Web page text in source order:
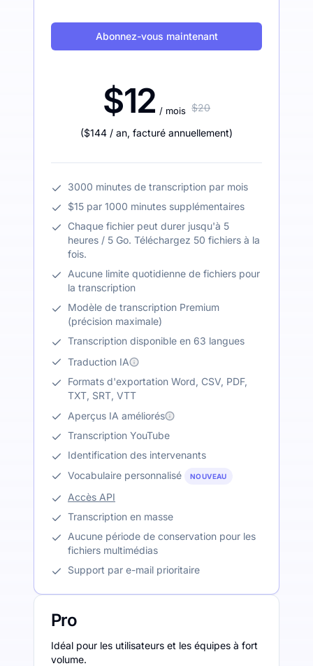
Abonnez-vous maintenant
$12 / mois $20
($144 / an, facturé annuellement)
3000 minutes de transcription par mois
$15 par 1000 minutes supplémentaires
Chaque fichier peut durer jusqu'à 5
heures / 5 Go. Téléchargez 50 fichiers à la
fois.
Aucune limite quotidienne de fichiers pour
la transcription
Modèle de transcription Premium
(précision maximale)
Transcription disponible en 63 langues
Traduction IA
Formats d'exportation Word, CSV, PDF,
TXT, SRT, VTT
Aperçus IA améliorés
Transcription YouTube
Identification des intervenants
Vocabulaire personnalisé
NOUVEAU
Accès API
Transcription en masse
Aucune période de conservation pour les
fichiers multimédias
Support par e-mail prioritaire
Pro
Idéal pour les utilisateurs et les équipes à fort
volume.